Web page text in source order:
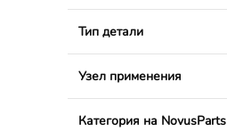
Тип детали
Узел применения
Категория на NovusParts